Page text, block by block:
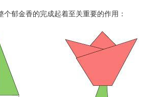
郁金香的完成起着至关重要的作用：